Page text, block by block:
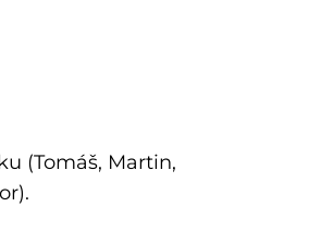
(Tomáš, Martin,